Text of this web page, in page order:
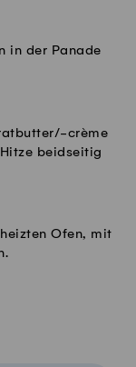
in der Panade
crème
beidseitig
Ofen, mit